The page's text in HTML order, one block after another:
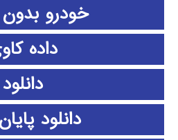
خودرو بدون
داده
دانلود
دانلود